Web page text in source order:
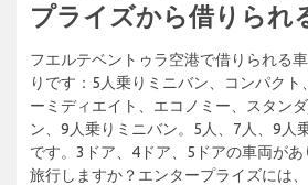
プライズから借りられ
フエルテベントゥラ空港で借りられる
りです：5人乗りミニバン、コンパクト
ーミディエイト、エコノミー、スタン
ン、9人乗りミニバン。5人、7人、9人
です。3ドア、4ドア、5ドアの車両が
旅行しますか？エンタープライズには